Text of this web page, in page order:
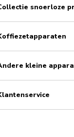
snoerloze
kleine